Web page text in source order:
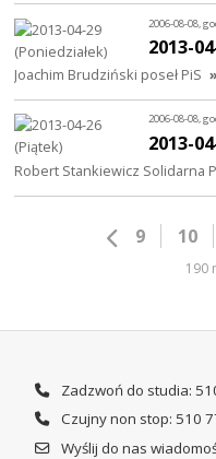
2006-08-08,
2013-
Joachim Brudziński poseł PiS
2006-08-08,
2013-
Robert Stankiewicz Solidarna
9 10
190
Zadzwoń do studia:
Czujny non stop: 510
Wyślij do nas